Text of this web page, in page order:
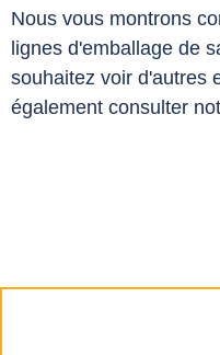
Nous vous montrons
lignes d'emballage de
souhaitez voir d'autres
également consulter